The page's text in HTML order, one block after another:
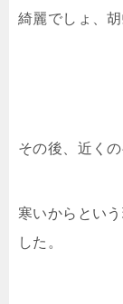
綺麗でしょ、胡
その後、近く
寒いからとい
した。